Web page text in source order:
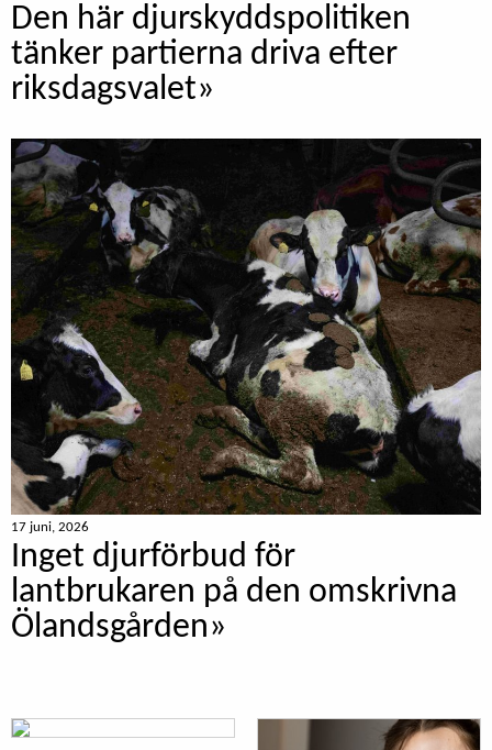
Den här djurskyddspolitiken
tänker partierna driva efter
riksdagsvalet»
17 juni, 2026
Inget djurförbud för
lantbrukaren på den omskrivna
Ölandsgården»